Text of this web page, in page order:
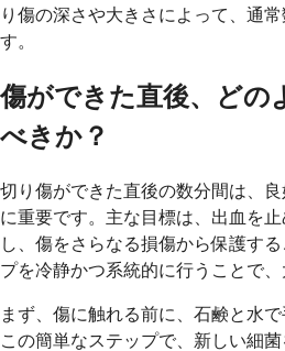
り傷の深さや大きさによって、通
す。
傷ができた直後、どの
べきか？
切り傷ができた直後の数分間は、
に重要です。主な目標は、出血を
し、傷をさらなる損傷から保護す
プを冷静かつ系統的に行うことで、
まず、傷に触れる前に、石鹸と水
この簡単なステップで、新しい細